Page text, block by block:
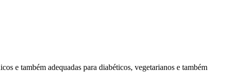
e também adequadas para diabéticos, vegetarianos e também